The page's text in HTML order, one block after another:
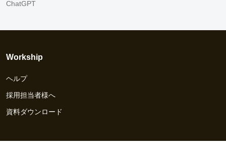
ChatGPT
Workship
ヘルプ
採用担当者様へ
資料ダウンロード